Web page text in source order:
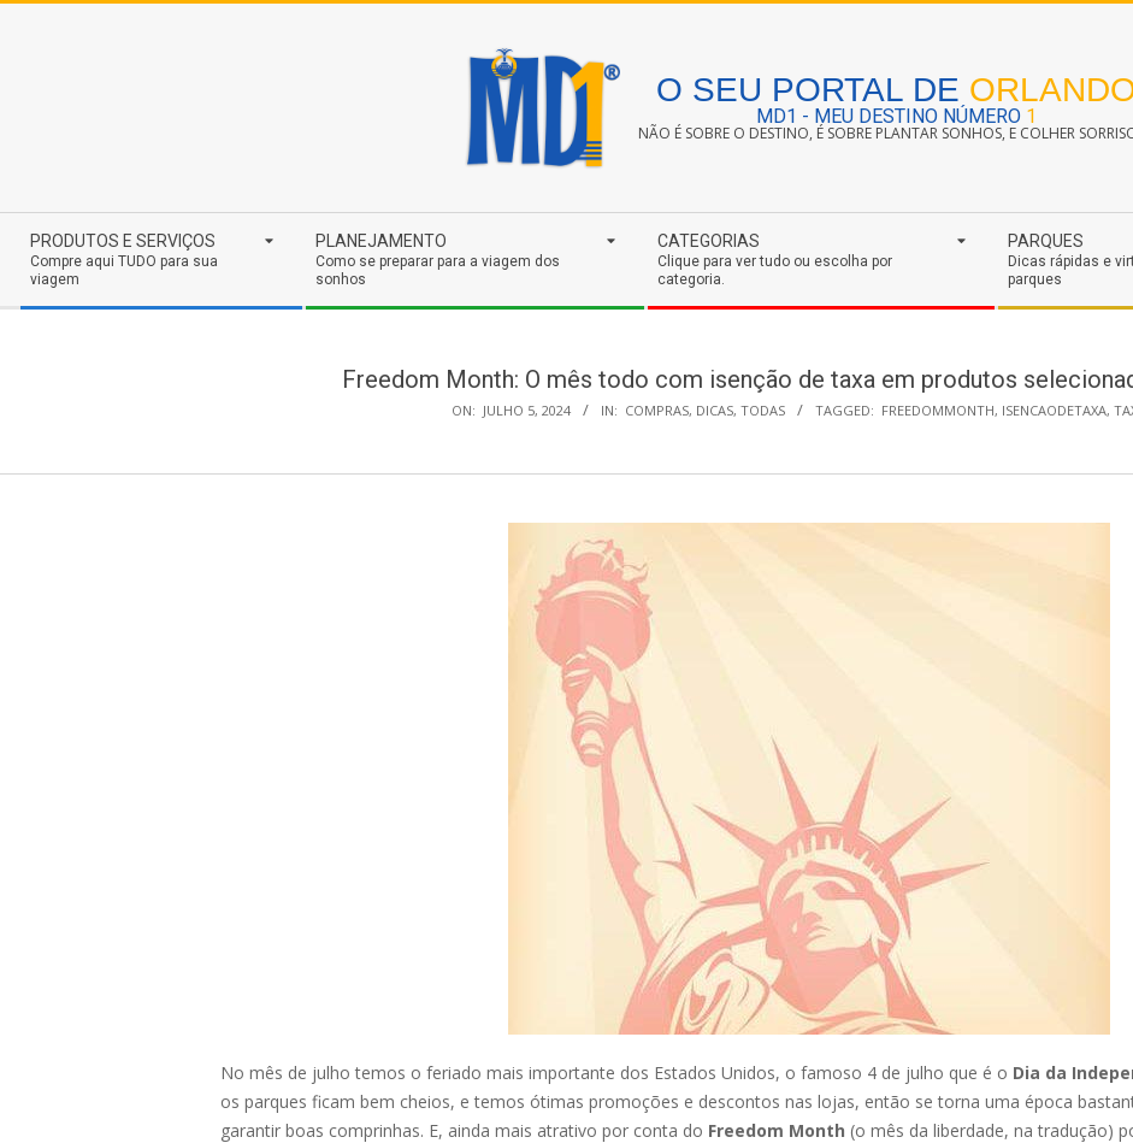
O SEU PORTAL DE
MD1 - MEU DESTINO NÚMERO 1
NÃO É SOBRE O DESTINO, É SOBRE PLANTAR SONHOS, E COLHER
Navigation
Menu
PRODUTOS E SERVIÇOS
Compre aqui TUDO para sua
viagem
PLANEJAMENTO
Como se preparar para a viagem dos
sonhos
CATEGORIAS
Clique para ver tudo ou escolha por
categoria.
PARQUES
Dicas rápidas e
parques
Freedom Month: O mês todo com isenção de taxa em produtos
ON: JULHO 5, 2024 IN: COMPRAS, DICAS, TODAS TAGGED: FREEDOMMONTH, ISENCAODETAXA,
No mês de julho temos o feriado mais importante dos Estados Unidos, o famoso 4 de julho que é o Dia da
os parques ficam bem cheios, e temos ótimas promoções e descontos nas lojas, então se torna uma época
garantir boas comprinhas. E, ainda mais atrativo por conta do Freedom Month (o mês da liberdade, na tradução)